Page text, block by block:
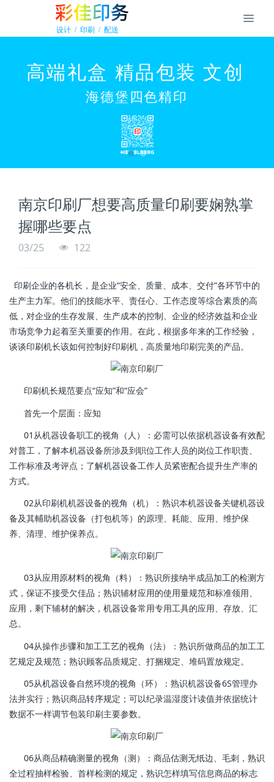
南京印刷厂想要高质量印刷要娴熟掌
握哪些要点
03/25 122
印刷企业的各机长，是企业“安全、质量、成本、交付”各环节中的
生产主力军。他们的技能水平、责任心、工作态度等综合素质的高
低，对企业的生存发展、生产成本的控制、企业的经济效益和企业
市场竞争力起着至关重要的作用。在此，根据多年来的工作经验，
谈谈印刷机长该如何控制好印刷机，高质量地印刷完美的产品。
印刷机长规范要点“应知”和“应会”
首先一个层面：应知
01从机器设备职工的视角（人）：必需可以依据机器设备有效配
对普工，了解本机器设备所涉及到职位工作人员的岗位工作职责、
工作标准及考评点；了解机器设备工作人员紧密配合提升生产率的
方式。
02从印刷机机器设备的视角（机）：熟识本机器设备关键机器设
备及其輔助机器设备（打包机等）的原理、耗能、应用、维护保
养、清理、维护保养点。
03从应用原材料的视角（料）：熟识所接纳半成品加工的检测方
式，保证不接受欠佳品；熟识辅材应用的使用量规范和标准领用、
应用，剩下辅材的解决，机器设备常用专用工具的应用、存放、汇
总。
04从操作步骤和加工工艺的视角（法）：熟识所做商品的加工工
艺规定及规范；熟识顾客品质规定、打捆规定、堆码置放规定。
05从机器设备自然环境的视角（环）：熟识机器设备6S管理办
法并实行；熟识商品转序规定；可以纪录温湿度计读值并依据统计
数据不一样调节包装印刷主要参数。
06从商品精确测量的视角（测）：商品估测无纸边、毛刺，熟识
全过程抽样检验、首样检测的规定，熟识怎样填写信息商品的标志